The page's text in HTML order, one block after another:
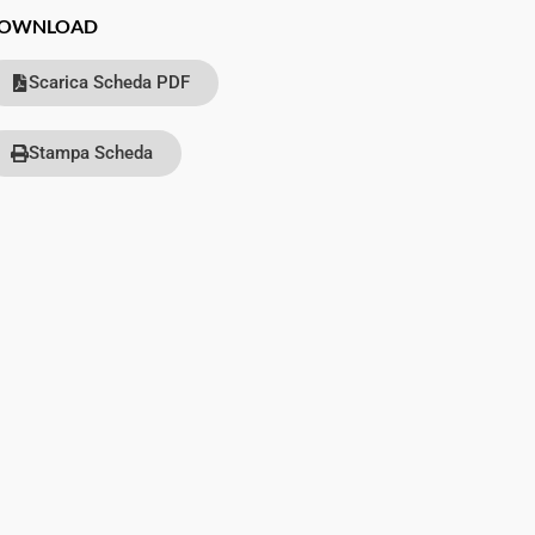
Scarica Scheda PDF
Stampa Scheda